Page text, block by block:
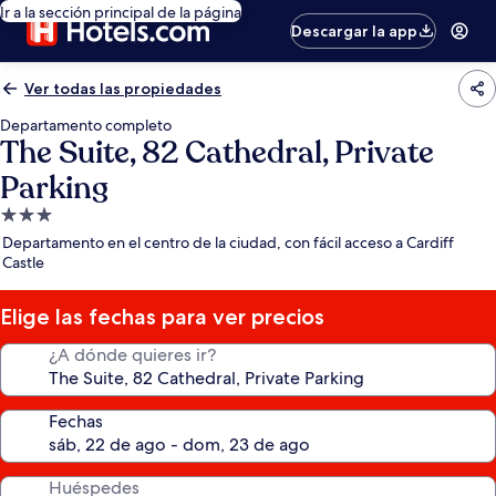
Ir a la sección principal de la página
Descargar la app
Ver todas las propiedades
Departamento completo
The Suite, 82 Cathedral, Private
Parking
Propiedad
de
3.0
estrellas
Departamento en el centro de la ciudad, con fácil acceso a Cardiff
Castle
Elige las fechas para ver precios
¿A dónde quieres ir?
Fechas
Huéspedes